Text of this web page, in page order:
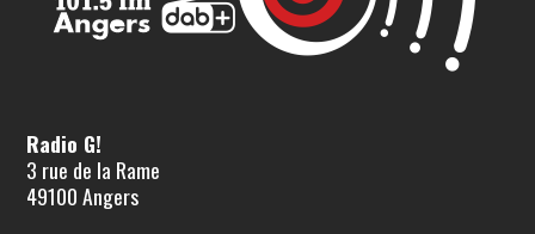
Radio G!
3 rue de la Rame
49100 Angers